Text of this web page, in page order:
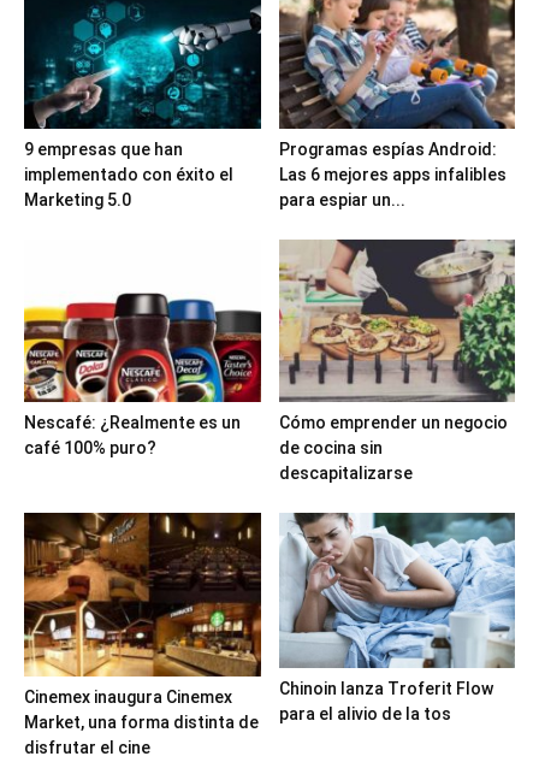
9 empresas que han
implementado con éxito el
Marketing 5.0
Programas espías Android:
Las 6 mejores apps infalibles
para espiar un...
Nescafé: ¿Realmente es un
café 100% puro?
Cómo emprender un negocio
de cocina sin
descapitalizarse
Cinemex inaugura Cinemex
Market, una forma distinta de
disfrutar el cine
Chinoin lanza Troferit Flow
para el alivio de la tos